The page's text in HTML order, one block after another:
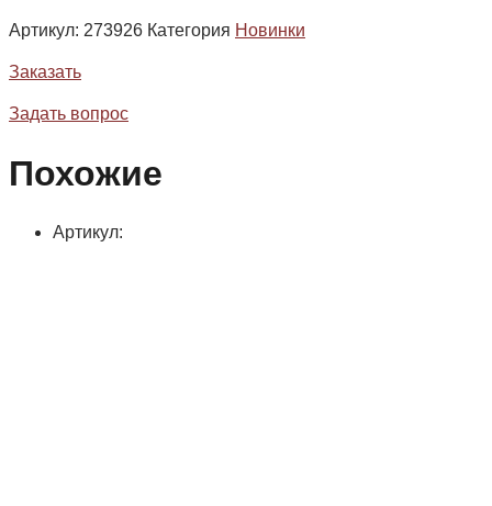
Артикул: 273926 Категория Новинки
Заказать
Задать вопрос
Похожие
Артикул: